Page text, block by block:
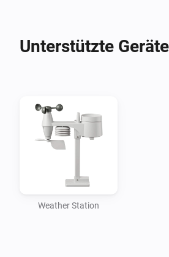
weather station's geolocation and
Unterstützte Geräte
Weather Station